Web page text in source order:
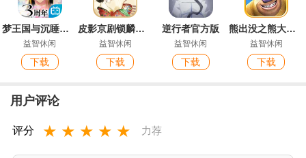
梦王国与沉睡的100王子
益智休闲
下载
皮影京剧锁麟囊官方版
益智休闲
下载
逆行者官方版
益智休闲
下载
熊出没之熊大农场免费购买版手游
益智休闲
下载
用户评论
评分 ★ ★ ★ ★ ★ 力荐